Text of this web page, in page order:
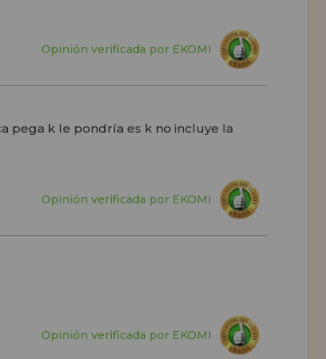
Opinión verificada por EKOMI
pega k le pondría es k no incluye la
Opinión verificada por EKOMI
Opinión verificada por EKOMI